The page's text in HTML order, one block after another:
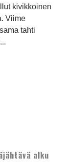
kivikkoinen
Viime
tahti
alku